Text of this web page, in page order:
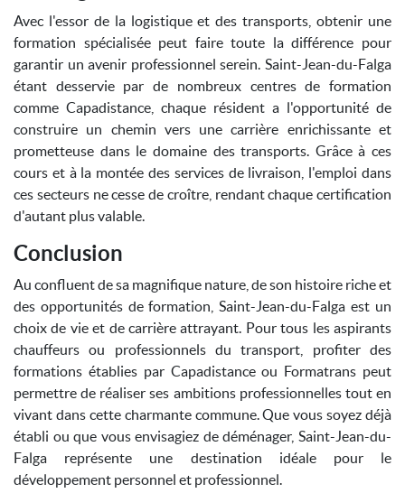
Avec l'essor de la logistique et des transports, obtenir une
formation spécialisée peut faire toute la différence pour
garantir un avenir professionnel serein. Saint-Jean-du-Falga
étant desservie par de nombreux centres de formation
comme Capadistance, chaque résident a l'opportunité de
construire un chemin vers une carrière enrichissante et
prometteuse dans le domaine des transports. Grâce à ces
cours et à la montée des services de livraison, l'emploi dans
ces secteurs ne cesse de croître, rendant chaque certification
d'autant plus valable.
Conclusion
Au confluent de sa magnifique nature, de son histoire riche et
des opportunités de formation, Saint-Jean-du-Falga est un
choix de vie et de carrière attrayant. Pour tous les aspirants
chauffeurs ou professionnels du transport, profiter des
formations établies par Capadistance ou Formatrans peut
permettre de réaliser ses ambitions professionnelles tout en
vivant dans cette charmante commune. Que vous soyez déjà
établi ou que vous envisagiez de déménager, Saint-Jean-du-
Falga représente une destination idéale pour le
développement personnel et professionnel.